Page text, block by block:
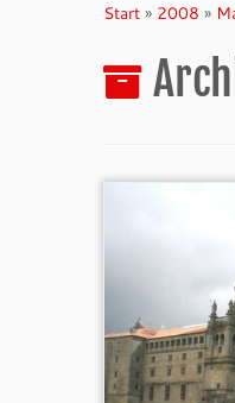
Start » 2008 »